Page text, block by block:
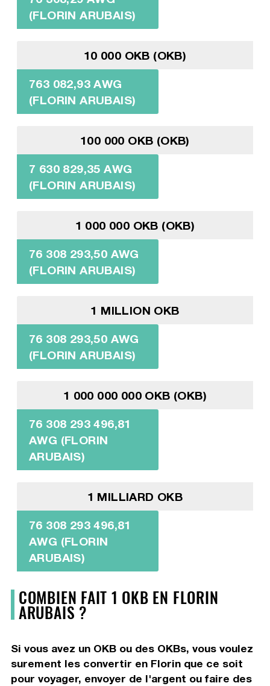
(FLORIN ARUBAIS)
10 000 OKB (OKB)
763 082,93 AWG
(FLORIN ARUBAIS)
100 000 OKB (OKB)
7 630 829,35 AWG
(FLORIN ARUBAIS)
1 000 000 OKB (OKB)
76 308 293,50 AWG
(FLORIN ARUBAIS)
1 MILLION OKB
76 308 293,50 AWG
(FLORIN ARUBAIS)
1 000 000 000 OKB (OKB)
76 308 293 496,81
AWG (FLORIN
ARUBAIS)
1 MILLIARD OKB
76 308 293 496,81
AWG (FLORIN
ARUBAIS)
COMBIEN FAIT 1 OKB EN FLORIN
ARUBAIS ?
Si vous avez un OKB ou des OKBs, vous voulez
surement les convertir en Florin que ce soit
pour voyager, envoyer de l'argent ou faire des